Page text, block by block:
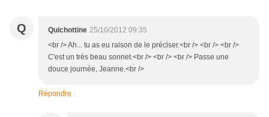
Q Quichottine 25/10/2012 09:35
<br /> Ah... tu as eu raison de le préciser.<br /> <br /> <br />
C'est un très beau sonnet.<br /> <br /> <br /> Passe une
douce journée, Jeanne.<br />
Répondre